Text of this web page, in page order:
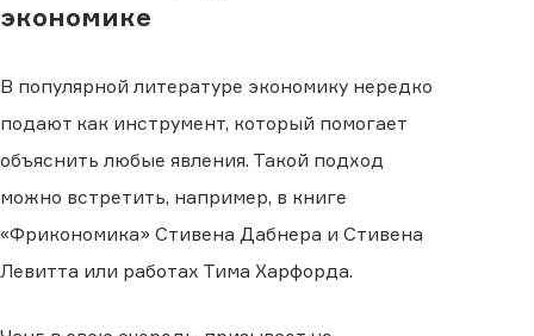
экономике
В популярной литературе экономику нередко
подают как инструмент, который помогает
объяснить любые явления. Такой подход
можно встретить, например, в книге
«Фрикономика» Стивена Дабнера и Стивена
Левитта или работах Тима Харфорда.